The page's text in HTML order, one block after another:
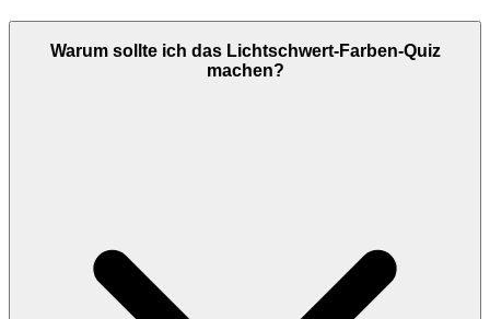
Warum sollte ich das Lichtschwert-Farben-Quiz
machen?